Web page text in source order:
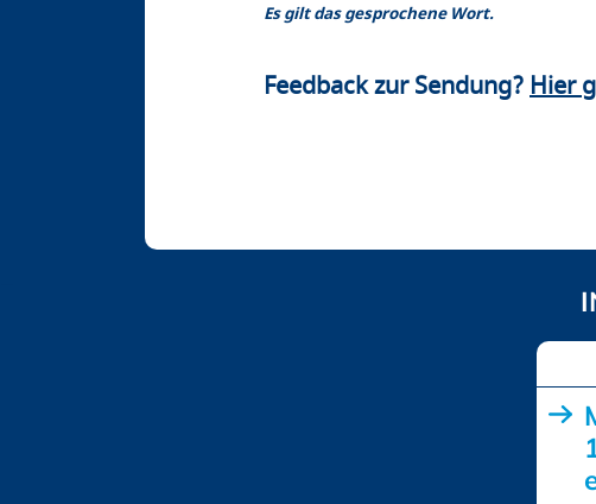
Es gilt das gesprochene Wort.
Feedback zur Sendung?Hier